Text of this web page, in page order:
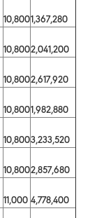
10,8001,367,280
10,8002,041,200
10,8002,617,920
10,8001,982,880
10,8003,233,520
10,8002,857,680
11,000 4,778,400